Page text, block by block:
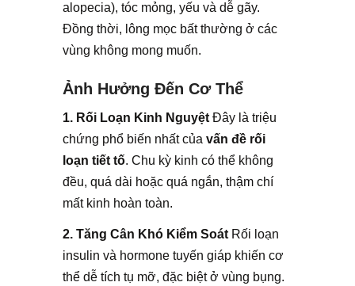
alopecia), tóc mỏng, yếu và dễ gãy.
Đồng thời, lông mọc bất thường ở các
vùng không mong muốn.
Ảnh Hưởng Đến Cơ Thể
1. Rối Loạn Kinh Nguyệt Đây là triệu
chứng phổ biến nhất của vấn đề rối
loạn tiết tố. Chu kỳ kinh có thể không
đều, quá dài hoặc quá ngắn, thậm chí
mất kinh hoàn toàn.
2. Tăng Cân Khó Kiểm Soát Rối loạn
insulin và hormone tuyến giáp khiến cơ
thể dễ tích tụ mỡ, đặc biệt ở vùng bụng.